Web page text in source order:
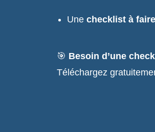
Une checklist à
🎯 Besoin d’une
Téléchargez